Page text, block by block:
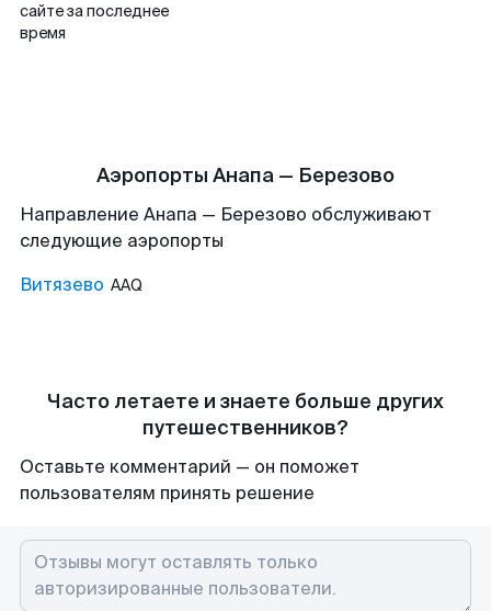
сайте за последнее
время
Аэропорты Анапа — Березово
Направление Анапа — Березово обслуживают
следующие аэропорты
Витязево AAQ
Часто летаете и знаете больше других
путешественников?
Оставьте комментарий — он поможет
пользователям принять решение